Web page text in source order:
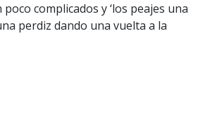
complicados y ‘los peajes una
perdiz dando una vuelta a la